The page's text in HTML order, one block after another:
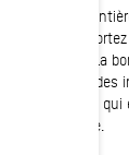
la dans son
dommages.
le long de la
Ce sont
courroie, ce
montagne.